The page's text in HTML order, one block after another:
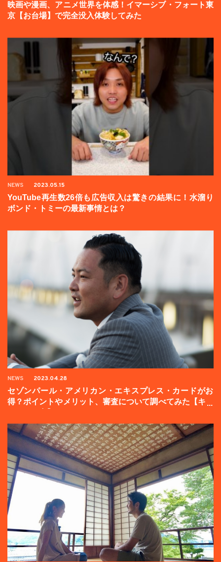
映画や漫画、アニメ世界を体感！イマーシブ・フォート東
京【お台場】で完全没入体験してみた
NEWS 2023.05.15
YouTube再生数26倍も広告収入は驚きの結果に！水溜り
ボンド・トミーの最新事情とは？
NEWS 2023.04.28
セゾンパール・アメリカン・エキスプレス・カードがお
得？ポイントやメリット、審査について調べてみた【キャ